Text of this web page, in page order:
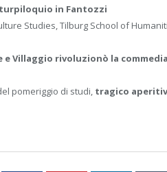
in Fantozzi
Studies, Tilburg School of
e Villaggio rivoluzionò la
pomeriggio di studi, tragico